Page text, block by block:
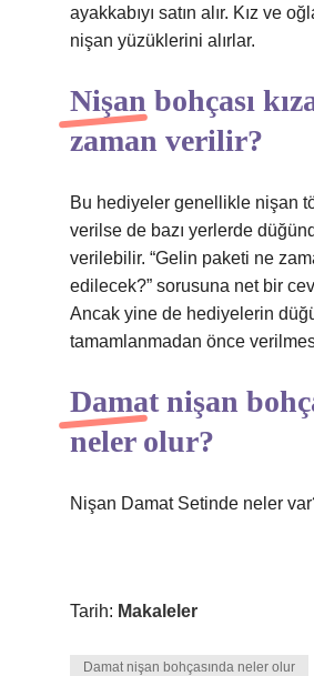
ayakkabıyı satın alır. Kız ve
nişan yüzüklerini alırlar.
Nişan bohçası
zaman verilir?
Bu hediyeler genellikle nişan
verilse de bazı yerlerde
verilebilir. “Gelin paketi ne
edilecek?” sorusuna net bir
Ancak yine de hediyelerin
tamamlanmadan önce
Damat nişan
neler olur?
Nişan Damat Setinde neler
Tarih: Makaleler
Damat nişan bohçasında neler olur